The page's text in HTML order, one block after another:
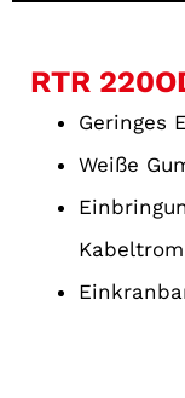
RTR
Geringes
Weiße